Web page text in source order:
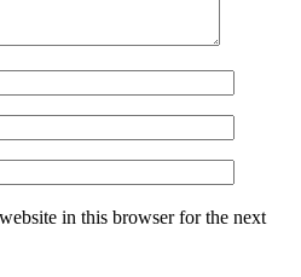
in this browser for the next